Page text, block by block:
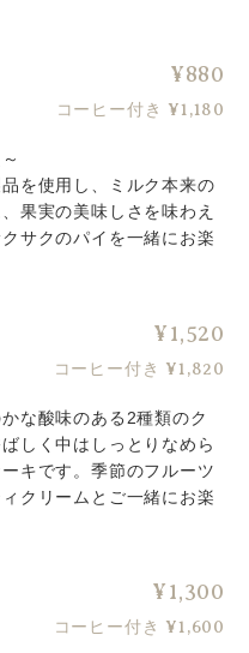
¥880
コーヒー付き ¥1,180
を使用し、ミルク本来の
果実の美味しさを味わえ
サクのパイを一緒にお楽
¥1,520
コーヒー付き ¥1,820
な酸味のある2種類のク
しく中はしっとりなめら
キです。季節のフルーツ
クリームとご一緒にお楽
¥1,300
コーヒー付き ¥1,600